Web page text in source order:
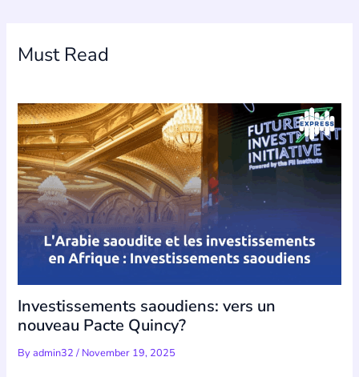
Must Read
Investissements saoudiens: vers un
nouveau Pacte Quincy?
Byadmin32/ November 19, 2025